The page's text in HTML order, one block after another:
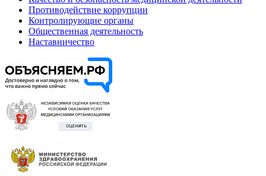
Противодействие коррупции
Контролирующие органы
Общественная деятельность
Наставничество